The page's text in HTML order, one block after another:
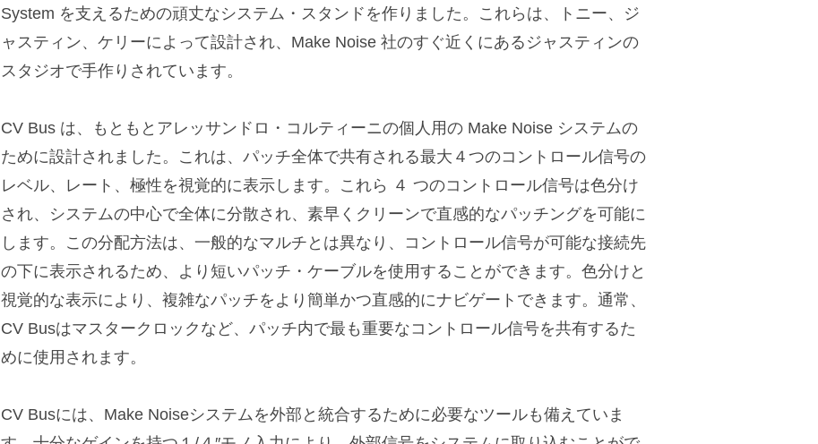
System を支えるための頑丈なシステム・スタンドを作りました。これらは、トニー、ジ
ャスティン、ケリーによって設計され、Make Noise 社のすぐ近くにあるジャスティンの
スタジオで手作りされています。
CV Bus は、もともとアレッサンドロ・コルティーニの個人用の Make Noise システムの
ために設計されました。これは、パッチ全体で共有される最大４つのコントロール信号の
レベル、レート、極性を視覚的に表示します。これら ４ つのコントロール信号は色分け
され、システムの中心で全体に分散され、素早くクリーンで直感的なパッチングを可能に
します。この分配方法は、一般的なマルチとは異なり、コントロール信号が可能な接続先
の下に表示されるため、より短いパッチ・ケーブルを使用することができます。色分けと
視覚的な表示により、複雑なパッチをより簡単かつ直感的にナビゲートできます。通常、
CV Busはマスタークロックなど、パッチ内で最も重要なコントロール信号を共有するた
めに使用されます。
CV Busには、Make Noiseシステムを外部と統合するために必要なツールも備えていま